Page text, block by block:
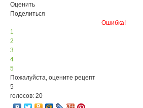
Оценить
Поделиться
Ошибка!
1
2
3
4
5
Пожалуйста, оцените рецепт
5
голосов: 20